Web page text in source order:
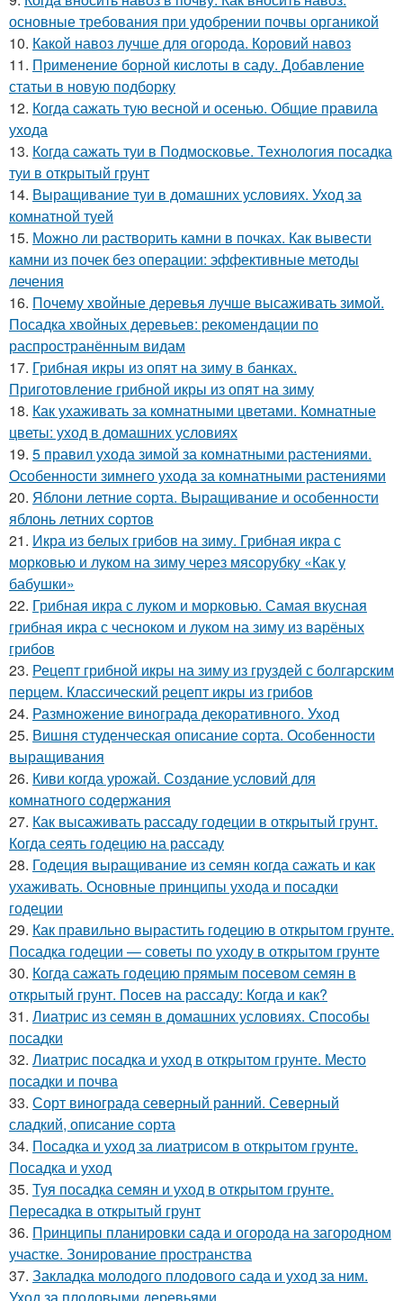
основные требования при удобрении почвы органикой
10. Какой навоз лучше для огорода. Коровий навоз
11. Применение борной кислоты в саду. Добавление
статьи в новую подборку
12. Когда сажать тую весной и осенью. Общие правила
ухода
13. Когда сажать туи в Подмосковье. Технология посадка
туи в открытый грунт
14. Выращивание туи в домашних условиях. Уход за
комнатной туей
15. Можно ли растворить камни в почках. Как вывести
камни из почек без операции: эффективные методы
лечения
16. Почему хвойные деревья лучше высаживать зимой.
Посадка хвойных деревьев: рекомендации по
распространённым видам
17. Грибная икры из опят на зиму в банках.
Приготовление грибной икры из опят на зиму
18. Как ухаживать за комнатными цветами. Комнатные
цветы: уход в домашних условиях
19. 5 правил ухода зимой за комнатными растениями.
Особенности зимнего ухода за комнатными растениями
20. Яблони летние сорта. Выращивание и особенности
яблонь летних сортов
21. Икра из белых грибов на зиму. Грибная икра с
морковью и луком на зиму через мясорубку «Как у
бабушки»
22. Грибная икра с луком и морковью. Самая вкусная
грибная икра с чесноком и луком на зиму из варёных
грибов
23. Рецепт грибной икры на зиму из груздей с болгарским
перцем. Классический рецепт икры из грибов
24. Размножение винограда декоративного. Уход
25. Вишня студенческая описание сорта. Особенности
выращивания
26. Киви когда урожай. Создание условий для
комнатного содержания
27. Как высаживать рассаду годеции в открытый грунт.
Когда сеять годецию на рассаду
28. Годеция выращивание из семян когда сажать и как
ухаживать. Основные принципы ухода и посадки
годеции
29. Как правильно вырастить годецию в открытом грунте.
Посадка годеции — советы по уходу в открытом грунте
30. Когда сажать годецию прямым посевом семян в
открытый грунт. Посев на рассаду: Когда и как?
31. Лиатрис из семян в домашних условиях. Способы
посадки
32. Лиатрис посадка и уход в открытом грунте. Место
посадки и почва
33. Сорт винограда северный ранний. Северный
сладкий, описание сорта
34. Посадка и уход за лиатрисом в открытом грунте.
Посадка и уход
35. Туя посадка семян и уход в открытом грунте.
Пересадка в открытый грунт
36. Принципы планировки сада и огорода на загородном
участке. Зонирование пространства
37. Закладка молодого плодового сада и уход за ним.
Уход за плодовыми деревьями